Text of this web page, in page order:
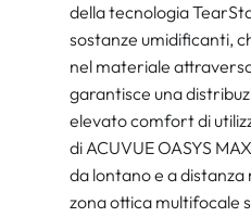
della tecnologia
sostanze umidificanti,
nel materiale
garantisce una
elevato comfort di
di ACUVUE OASYS
da lontano e a
zona ottica multifocale